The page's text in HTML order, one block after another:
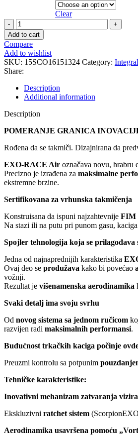
Clear
EXO-
RACE
AIR
KOBRA
Black-
Red
quantity
Add to cart
Compare
Add to wishlist
SKU: 15SCO16151324 Category:
Share:
Description
Additional information
Description
POMERANJE GRANICA
Rođena da se takmiči. Dizajnirana da
EXO-RACE Air označava novu, hrabru
Precizno je izrađena za maksimalne
ekstremne brzine.
Sertifikovana za vrhunska takmičenja
Konstruisana da ispuni najzahtevnije FIM
Na stazi ili na putu pri punom gasu,
Spojler tehnologija koja se prilagođava
Jedna od najnaprednijih karakteristika
Ovaj deo se produžava kako bi povećao
vožnji.
Rezultat je višenamenska aerodinamika
Svaki detalj ima svoju svrhu
Od novog sistema sa jednom ručicom
razvijen radi maksimalnih performansi.
Budućnost trkačkih kaciga počinje
Preuzmi kontrolu sa potpunim
Tehničke karakteristike:
Inovativni mehanizam zatvaranja vizira
Ekskluzivni ratchet sistem
Aerodinamika usavršena pomoću